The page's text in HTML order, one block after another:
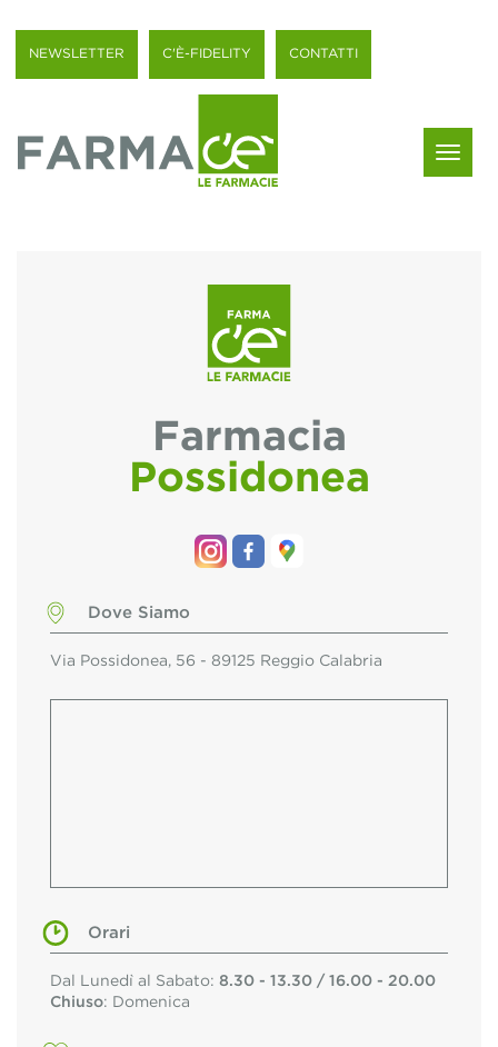
NEWSLETTER C'È-FIDELITY CONTATTI
Menu
Farmacia
Possidonea
Dove Siamo
Via Possidonea, 56 - 89125 Reggio Calabria
Orari
Dal Lunedì al Sabato: 8.30 - 13.30 / 16.00 - 20.00
Chiuso: Domenica